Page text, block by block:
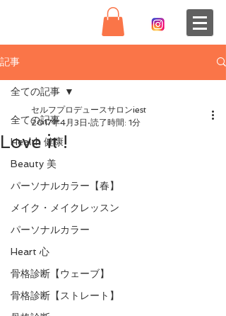
記事
全ての記事
Health 健康
Beauty 美
パーソナルカラー【春】
メイク・メイクレッスン
パーソナルカラー
Heart 心
骨格診断【ウェーブ】
骨格診断【ストレート】
全ての記事
Love it !
セルフプロデュースサロンiest
2017年4月3日 読了時間: 1分